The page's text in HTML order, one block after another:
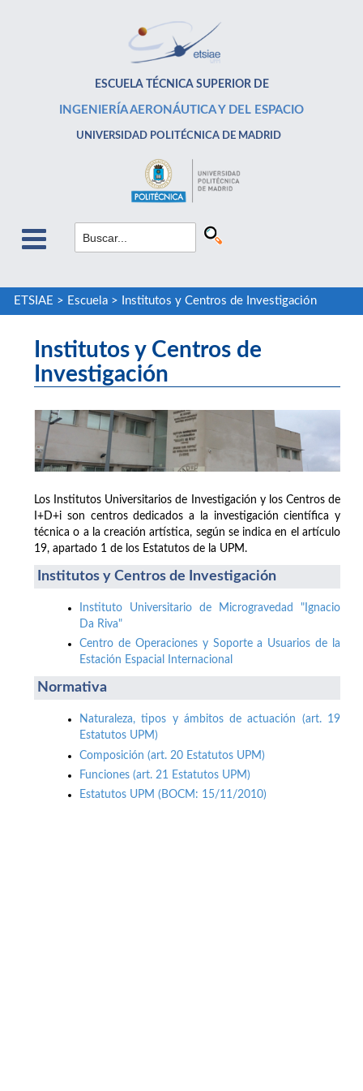
ESCUELA TÉCNICA SUPERIOR DE
INGENIERÍA AERONÁUTICA Y DEL ESPACIO
UNIVERSIDAD POLITÉCNICA DE MADRID
ETSIAE > Escuela> Institutos y Centros de Investigación
Institutos y Centros de
Investigación
Los Institutos Universitarios de Investigación y los Centros de
I+D+i son centros dedicados a la investigación científica y
técnica o a la creación artística, según se indica en el artículo
19, apartado 1 de los Estatutos de la UPM.
Institutos y Centros de Investigación
Instituto Universitario de Microgravedad "Ignacio
Da Riva"
Centro de Operaciones y Soporte a Usuarios de la
Estación Espacial Internacional
Normativa
Naturaleza, tipos y ámbitos de actuación (art. 19
Estatutos UPM)
Composición (art. 20 Estatutos UPM)
Funciones (art. 21 Estatutos UPM)
Estatutos UPM (BOCM: 15/11/2010)